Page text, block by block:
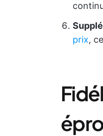
prix,